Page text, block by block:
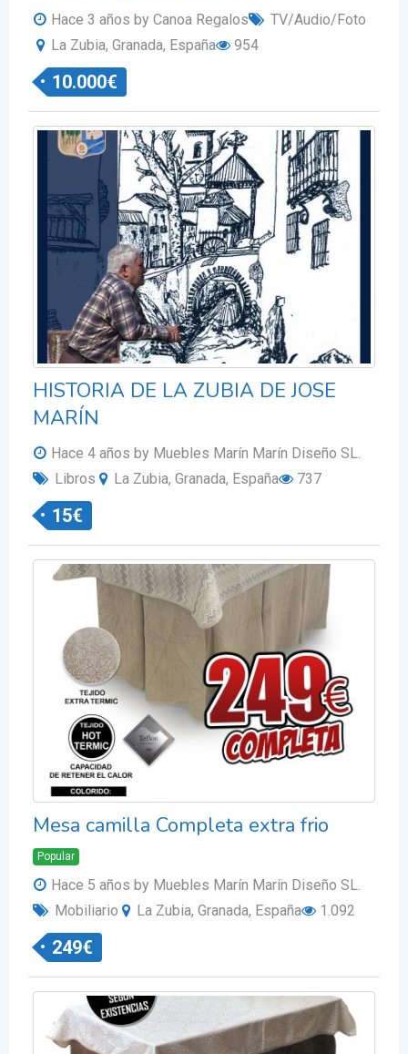
Hace 3 años by Canoa Regalos
TV/Audio/Foto
La Zubia, Granada, España
954
10.000€
HISTORIA DE LA ZUBIA DE JOSE
MARÍN
Hace 4 años by Muebles Marín Marín Diseño SL.
Libros
La Zubia, Granada, España 737
15€
Mesa camilla Completa extra frio
Popular
Hace 5 años by Muebles Marín Marín Diseño SL.
Mobiliario
La Zubia, Granada, España 1.092
249€